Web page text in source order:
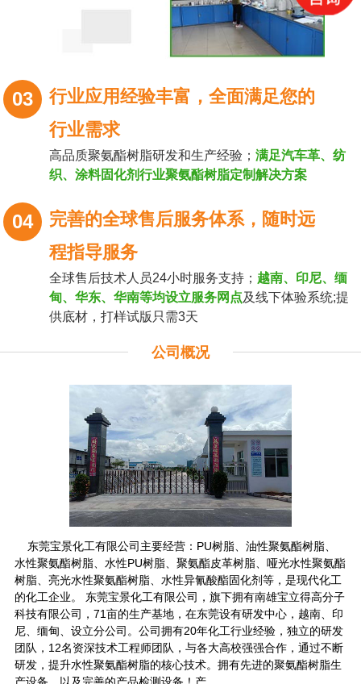
03
行业应用经验丰富，全面满足您的
行业需求
高品质聚氨酯树脂研发和生产经验； 满足汽车革、纺
织、涂料固化剂行业聚氨酯树脂定制解决方案
04
完善的全球售后服务体系，随时远
程指导服务
全球售后技术人员24小时服务支持； 越南、印尼、缅
甸、华东、华南等均设立服务网点及线下体验系统;提
供底材，打样试版只需3天
公司概况
东莞宝景化工有限公司主要经营：PU树脂、油性聚氨酯树脂、
水性聚氨酯树脂、水性PU树脂、聚氨酯皮革树脂、哑光水性聚氨酯
树脂、亮光水性聚氨酯树脂、水性异氰酸酯固化剂等，是现代化工
的化工企业。 东莞宝景化工有限公司，旗下拥有南雄宝立得高分子
科技有限公司，71亩的生产基地，在东莞设有研发中心，越南、印
尼、缅甸、设立分公司。公司拥有20年化工行业经验，独立的研发
团队，12名资深技术工程师团队，与各大高校强强合作，通过不断
研发，提升水性聚氨酯树脂的核心技术。拥有先进的聚氨酯树脂生